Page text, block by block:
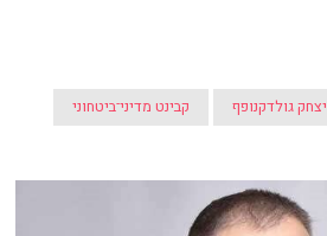
יצחק גולדקנופף קבינט מדיני־ביטחוני